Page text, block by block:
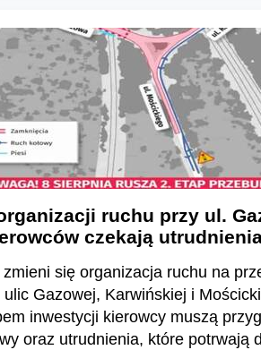
ruchu przy ul.
czekają
się organizacja ruchu na
Gazowej, Karwińskiej i
inwestycji kierowcy muszą
oraz utrudnienia, które potrwają